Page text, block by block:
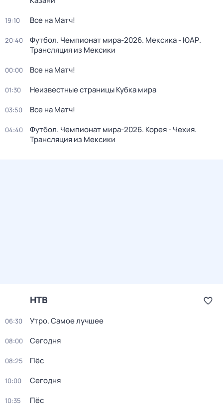
19:10 Все на Матч!
20:40
Футбол. Чемпионат мира-2026. Мексика - ЮАР.
Трансляция из Мексики
00:00 Все на Матч!
01:30 Неизвестные страницы Кубка мира
03:50 Все на Матч!
04:40
Футбол. Чемпионат мира-2026. Корея - Чехия.
Трансляция из Мексики
НТВ
06:30 Утро. Самое лучшее
08:00 Сегодня
08:25 Пёс
10:00 Сегодня
10:35 Пёс